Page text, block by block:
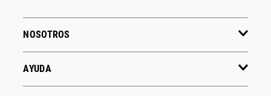
NOSOTROS
AYUDA